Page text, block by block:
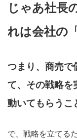
じゃあ社長
れは会社の
つまり、商売で
て、その戦略を
動いてもらうこ
で、戦略を立てる